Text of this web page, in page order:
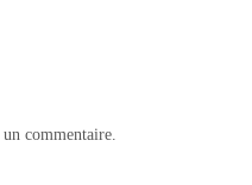
commentaire.